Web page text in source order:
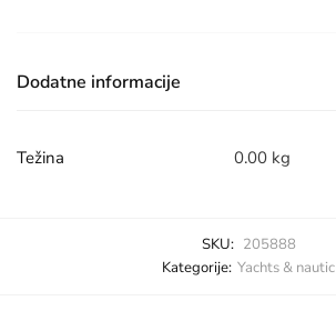
Dodatne informacije
Težina 0.00 kg
SKU: 205888
Kategorije: Yachts & nautic